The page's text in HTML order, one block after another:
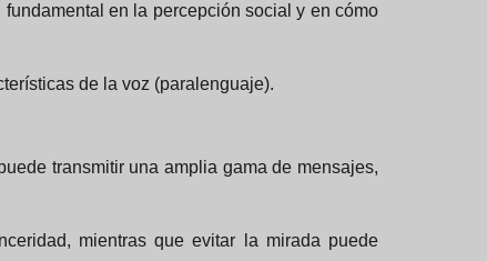
en la percepción social y en cómo
de la voz (paralenguaje).
transmitir una amplia gama de mensajes,
mientras que evitar la mirada puede